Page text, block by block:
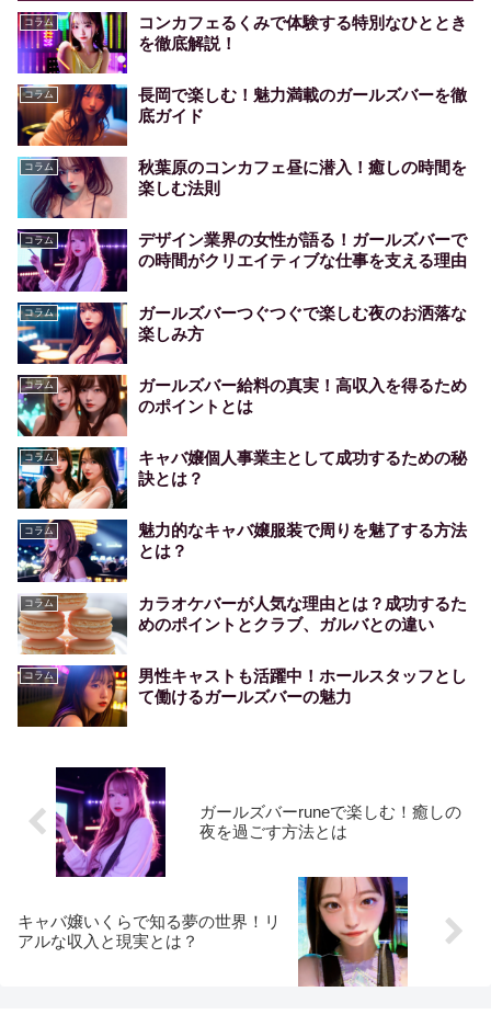
コラム
コンカフェるくみで体験する特別なひととき
を徹底解説！
コラム
長岡で楽しむ！魅力満載のガールズバーを徹
底ガイド
コラム
秋葉原のコンカフェ昼に潜入！癒しの時間を
楽しむ法則
コラム
デザイン業界の女性が語る！ガールズバーで
の時間がクリエイティブな仕事を支える理由
コラム
ガールズバーつぐつぐで楽しむ夜のお洒落な
楽しみ方
コラム
ガールズバー給料の真実！高収入を得るため
のポイントとは
コラム
キャバ嬢個人事業主として成功するための秘
訣とは？
コラム
魅力的なキャバ嬢服装で周りを魅了する方法
とは？
コラム
カラオケバーが人気な理由とは？成功するた
めのポイントとクラブ、ガルバとの違い
コラム
男性キャストも活躍中！ホールスタッフとし
て働けるガールズバーの魅力
ガールズバーruneで楽しむ！癒しの
夜を過ごす方法とは
キャバ嬢いくらで知る夢の世界！リ
アルな収入と現実とは？